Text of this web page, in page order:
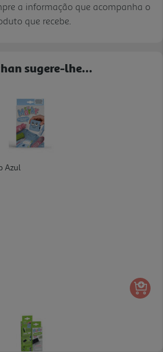
a informação que acompanha o
que recebe.
sugere-lhe...
Azul